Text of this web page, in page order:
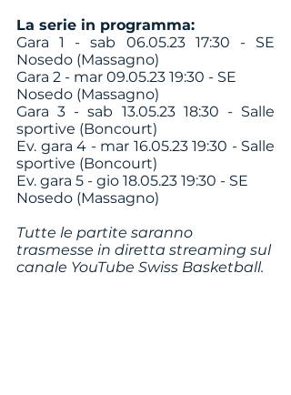
La serie in programma:
Gara 1 - sab 06.05.23 17:30 - SE
Nosedo (Massagno)
Gara 2 - mar 09.05.23 19:30 - SE
Nosedo (Massagno)
Gara 3 - sab 13.05.23 18:30 - Salle
sportive (Boncourt)
Ev. gara 4 - mar 16.05.23 19:30 - Salle
sportive (Boncourt)
Ev. gara 5 - gio 18.05.23 19:30 - SE
Nosedo (Massagno)
Tutte le partite saranno
trasmesse in diretta streaming sul
canale YouTube Swiss Basketball.